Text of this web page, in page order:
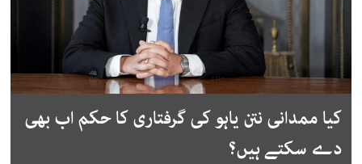
کیا ممدانی نتن یاہو کی گرفتاری کا حکم اب بھی
دے سکتے ہیں؟